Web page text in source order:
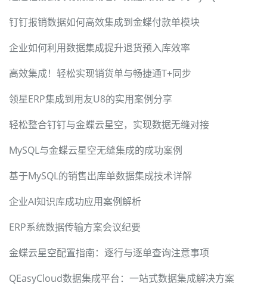
钉钉报销数据如何高效集成到金蝶付款单模块
企业如何利用数据集成提升退货预入库效率
高效集成！轻松实现销货单与畅捷通T+同步
领星ERP集成到用友U8的实用案例分享
轻松整合钉钉与金蝶云星空，实现数据无缝对接
MySQL与金蝶云星空无缝集成的成功案例
基于MySQL的销售出库单数据集成技术详解
企业AI知识库成功应用案例解析
ERP系统数据传输方案会议纪要
金蝶云星空配置指南：逐行与逐单查询注意事项
QEasyCloud数据集成平台：一站式数据集成解决方案